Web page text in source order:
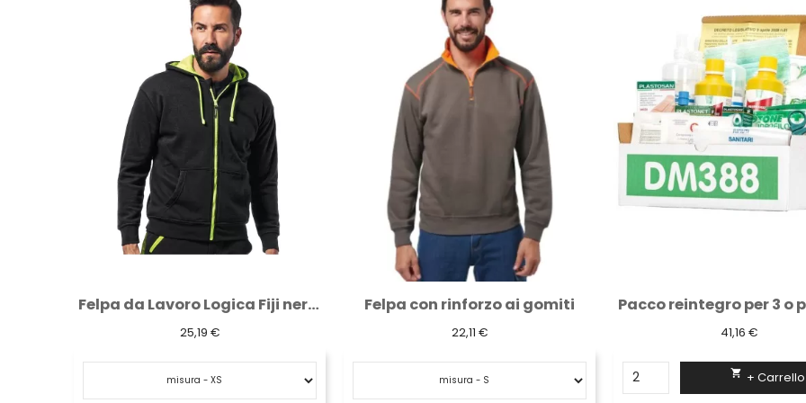
Felpa con rinforzo ai gomiti
22,11 €
Pacco reintegro per 3 o piu' lavoratori...
41,16 €
+ Carrello
71,87 €